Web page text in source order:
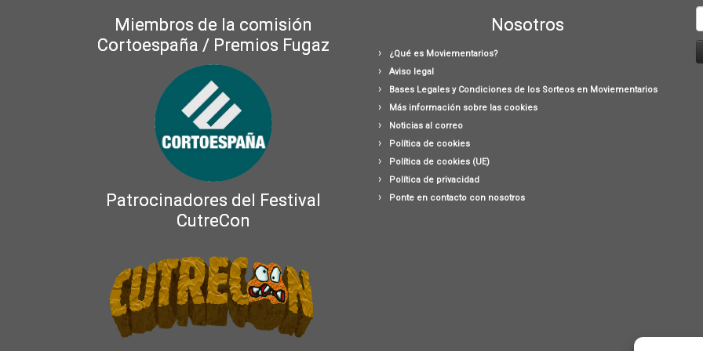
Miembros de la comisión
Cortoespaña / Premios Fugaz
Patrocinadores del Festival
CutreCon
Nosotros
¿Qué es Moviementarios?
Aviso legal
Bases Legales y Condiciones de los Sorteos en Moviementarios
Más información sobre las cookies
Noticias al correo
Política de cookies
Política de cookies (UE)
Política de privacidad
Ponte en contacto con nosotros